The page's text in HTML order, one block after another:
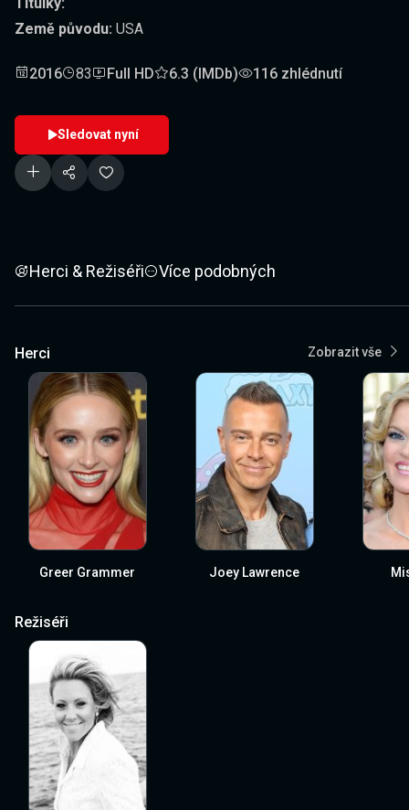
Země původu: USA
2016 83 Full HD 6.3 (IMDb) 116 zhlédnutí
Sledovat nyní
Herci & Režiséři Více podobných
Herci Zobrazit vše
Greer Grammer Joey Lawrence
Režiséři